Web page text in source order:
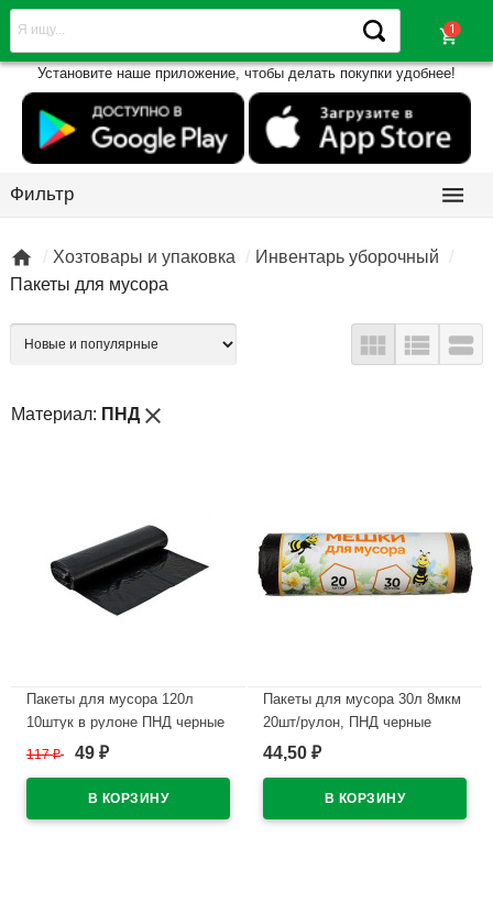
shopping_cart
Установите наше приложение, чтобы делать покупки удобнее!
Фильтр 
 Хозтовары и упаковка
Инвентарь уборочный
Пакеты для мусора
  
Материал: ПНДclose
Пакеты для мусора 120л
10штук в рулоне ПНД черные
12 микрон
117₽ 49 ₽
Пакеты для мусора 30л 8мкм
20шт/рулон, ПНД черные
Пчела М
44,50 ₽